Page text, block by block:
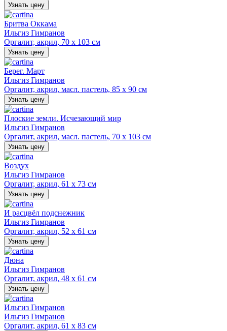
Узнать цену
Бритва Оккама
Ильгиз Гимранов
Оргалит, акрил, 70 х 103 см
Узнать цену
Берег. Март
Ильгиз Гимранов
Оргалит, акрил, масл. пастель, 85 х 90 см
Узнать цену
Плоские земли. Исчезающий мир
Ильгиз Гимранов
Оргалит, акрил, масл. пастель, 70 х 103 см
Узнать цену
Воздух
Ильгиз Гимранов
Оргалит, акрил, 61 х 73 см
Узнать цену
И расцвёл подснежник
Ильгиз Гимранов
Оргалит, акрил, 52 х 61 см
Узнать цену
Дюна
Ильгиз Гимранов
Оргалит, акрил, 48 х 61 см
Узнать цену
Ильгиз Гимранов
Ильгиз Гимранов
Оргалит, акрил, 61 х 83 см